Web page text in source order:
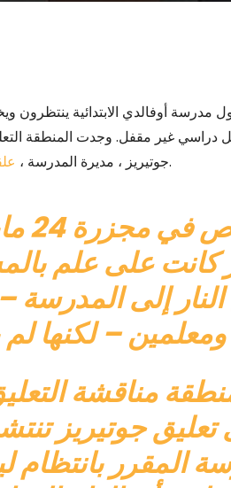
أوفالدي الابتدائية ينتظرون
في فصل دراسي غير مقفل. وجدت
جوتيريز ، مديرة المدرسة ،ل.
فيمجزرة 24 مايو في المدرسة
على علم
إلى المدرسة
مناقشة
تعليق جوتيريز
المقرر بانتظام